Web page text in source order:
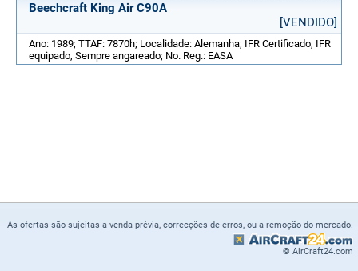
Beechcraft King Air C90A
[VENDIDO]
Ano: 1989; TTAF: 7870h; Localidade: Alemanha; IFR Certificado, IFR
equipado, Sempre angareado; No. Reg.: EASA
As ofertas são sujeitas a venda prévia, correcções de erros, ou a remoção do mercado.
© AirCraft24.com